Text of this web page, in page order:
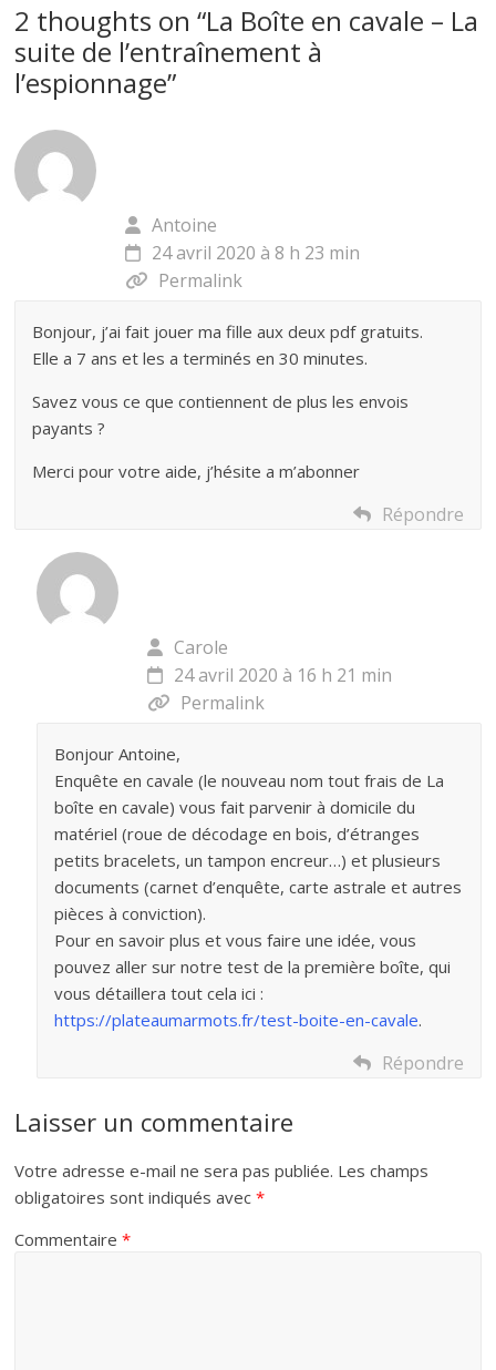
2 thoughts on “La Boîte en cavale – La
suite de l’entraînement à
l’espionnage”
Antoine
24 avril 2020 à 8 h 23 min
Permalink
Bonjour, j’ai fait jouer ma fille aux deux pdf gratuits.
Elle a 7 ans et les a terminés en 30 minutes.
Savez vous ce que contiennent de plus les envois
payants ?
Merci pour votre aide, j’hésite a m’abonner
Répondre
Carole
24 avril 2020 à 16 h 21 min
Permalink
Bonjour Antoine,
Enquête en cavale (le nouveau nom tout frais de La
boîte en cavale) vous fait parvenir à domicile du
matériel (roue de décodage en bois, d’étranges
petits bracelets, un tampon encreur…) et plusieurs
documents (carnet d’enquête, carte astrale et autres
pièces à conviction).
Pour en savoir plus et vous faire une idée, vous
pouvez aller sur notre test de la première boîte, qui
vous détaillera tout cela ici :
https://plateaumarmots.fr/test-boite-en-cavale.
Répondre
Laisser un commentaire
Votre adresse e-mail ne sera pas publiée. Les champs
obligatoires sont indiqués avec*
Commentaire*